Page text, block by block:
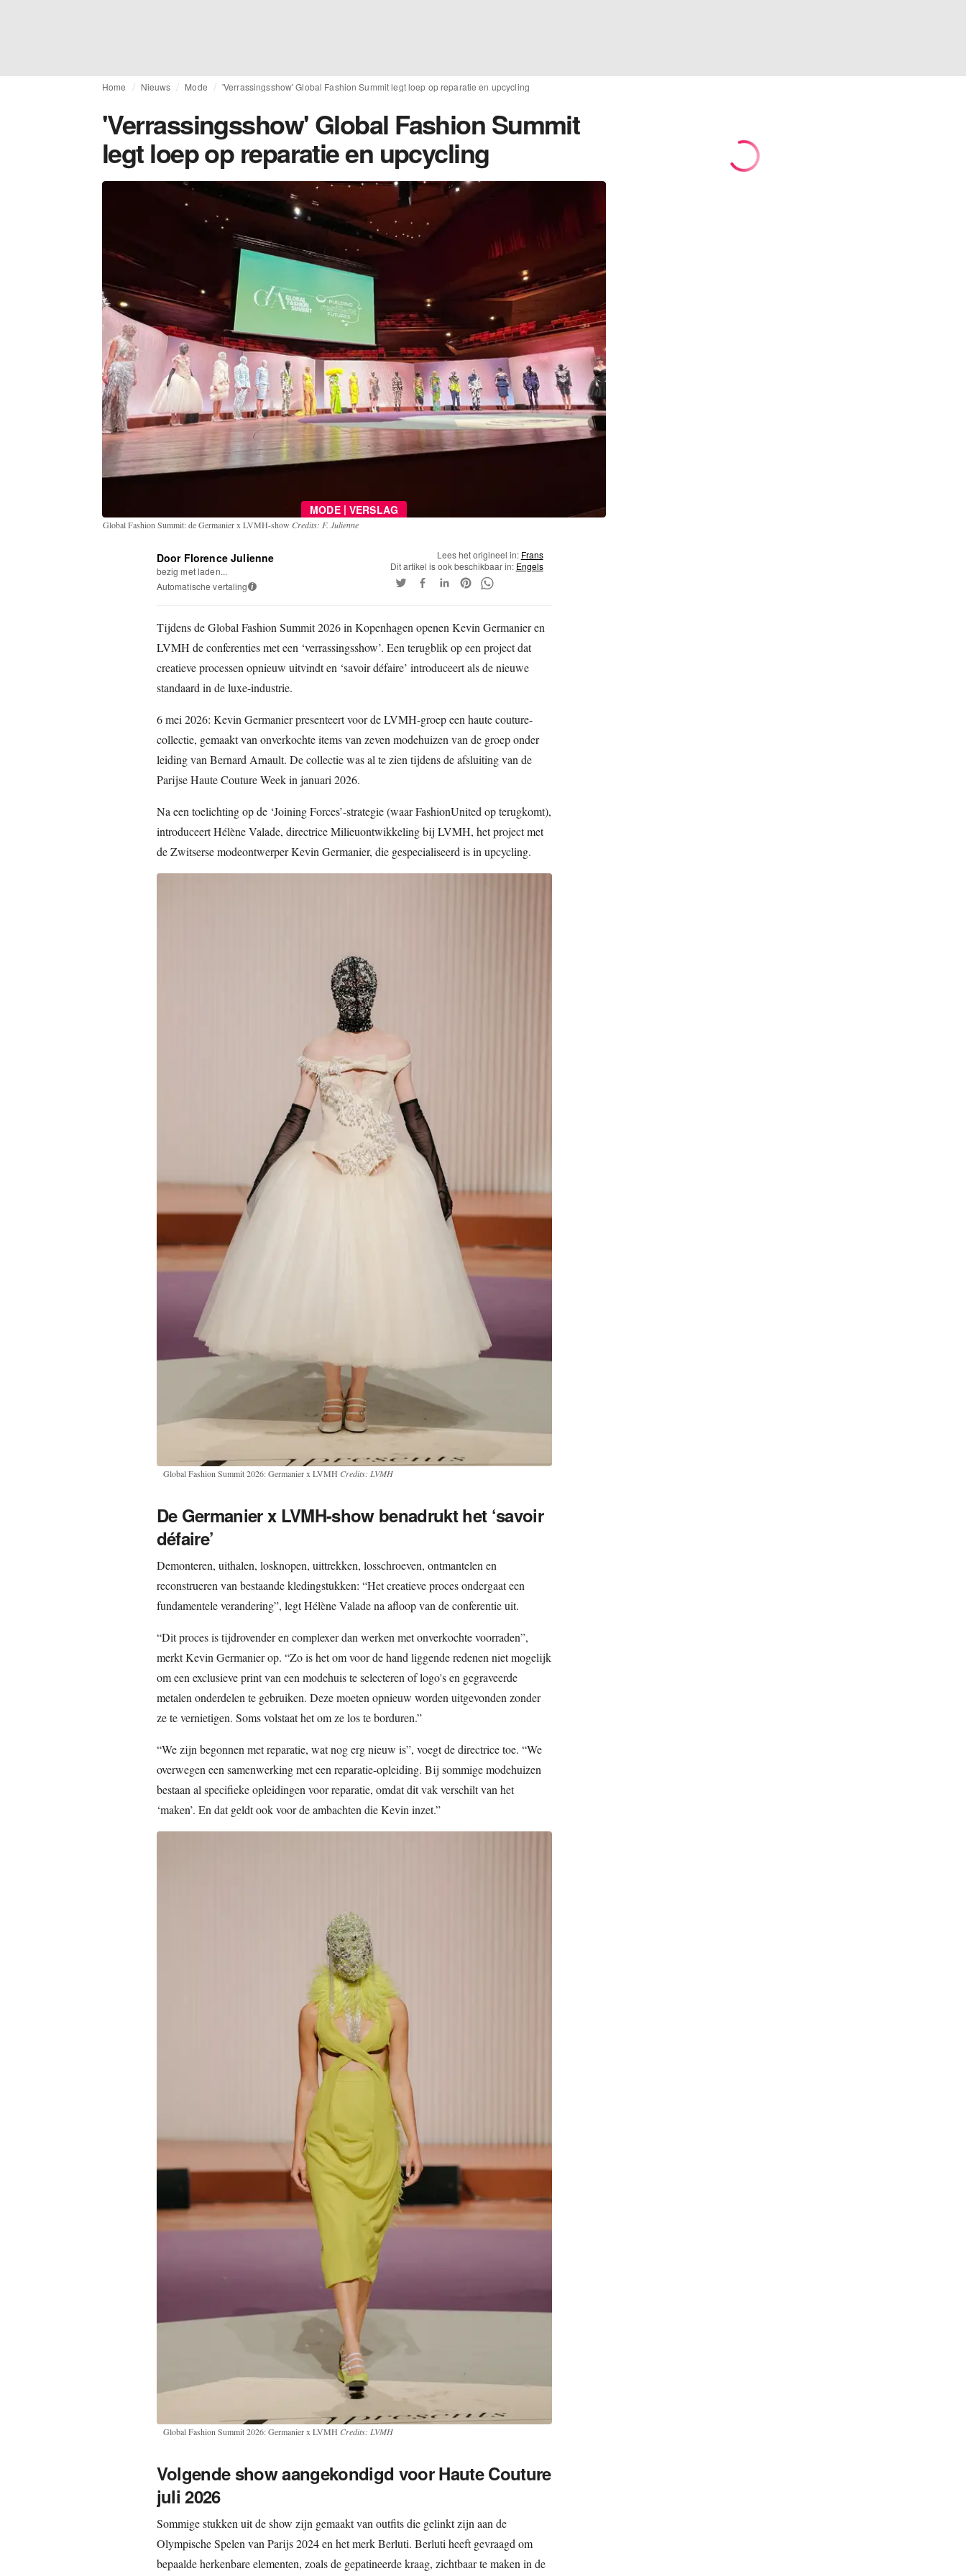
Home Nieuws Mode 'Verrassingsshow' Global Fashion Summit legt loep op reparatie en upcycling
'Verrassingsshow' Global Fashion Summit
legt loep op reparatie en upcycling
MODE | VERSLAG
Global Fashion Summit: de Germanier x LVMH-show Credits: F. Julienne
Door Florence Julienne
bezig met laden...
Automatische vertaling i
Lees het origineel in: Frans
Dit artikel is ook beschikbaar in: Engels
Tijdens de Global Fashion Summit 2026 in Kopenhagen openen Kevin Germanier en
LVMH de conferenties met een ‘verrassingsshow’. Een terugblik op een project dat
creatieve processen opnieuw uitvindt en ‘savoir défaire’ introduceert als de nieuwe
standaard in de luxe-industrie.
6 mei 2026: Kevin Germanier presenteert voor de LVMH-groep een haute couture-
collectie, gemaakt van onverkochte items van zeven modehuizen van de groep onder
leiding van Bernard Arnault. De collectie was al te zien tijdens de afsluiting van de
Parijse Haute Couture Week in januari 2026.
Na een toelichting op de ‘Joining Forces’-strategie (waar FashionUnited op terugkomt),
introduceert Hélène Valade, directrice Milieuontwikkeling bij LVMH, het project met
de Zwitserse modeontwerper Kevin Germanier, die gespecialiseerd is in upcycling.
Global Fashion Summit 2026: Germanier x LVMH Credits: LVMH
De Germanier x LVMH-show benadrukt het ‘savoir
défaire’
Demonteren, uithalen, losknopen, uittrekken, losschroeven, ontmantelen en
reconstrueren van bestaande kledingstukken: “Het creatieve proces ondergaat een
fundamentele verandering”, legt Hélène Valade na afloop van de conferentie uit.
“Dit proces is tijdrovender en complexer dan werken met onverkochte voorraden”,
merkt Kevin Germanier op. “Zo is het om voor de hand liggende redenen niet mogelijk
om een exclusieve print van een modehuis te selecteren of logo's en gegraveerde
metalen onderdelen te gebruiken. Deze moeten opnieuw worden uitgevonden zonder
ze te vernietigen. Soms volstaat het om ze los te borduren.”
“We zijn begonnen met reparatie, wat nog erg nieuw is”, voegt de directrice toe. “We
overwegen een samenwerking met een reparatie-opleiding. Bij sommige modehuizen
bestaan al specifieke opleidingen voor reparatie, omdat dit vak verschilt van het
‘maken’. En dat geldt ook voor de ambachten die Kevin inzet.”
Global Fashion Summit 2026: Germanier x LVMH Credits: LVMH
Volgende show aangekondigd voor Haute Couture
juli 2026
Sommige stukken uit de show zijn gemaakt van outfits die gelinkt zijn aan de
Olympische Spelen van Parijs 2024 en het merk Berluti. Berluti heeft gevraagd om
bepaalde herkenbare elementen, zoals de gepatineerde kraag, zichtbaar te maken in de